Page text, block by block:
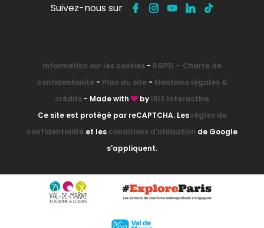
Suivez-nous sur
Information sur les cookies - RGPD – Charte de
confidentialité- Plan du site- Mentions légales &
crédits - Made with by IRIS Interactive
Ce site est protégé par reCAPTCHA. Les règles de
confidentialité et les conditions d'utilisation de Google
s'appliquent.